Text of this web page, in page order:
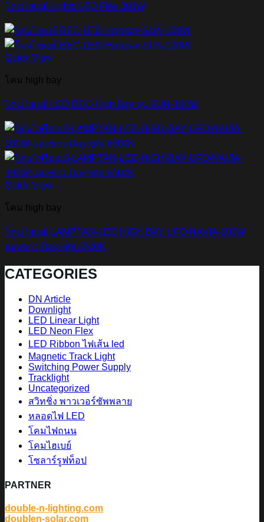
โคมไฮเบย์ Lighto LED Flex 300W
Quick View
โคม high bay
โคมไฮเบย์ LED BEC-High Bay รุ่น SUN-100W
Quick View
โคม high bay
โคมไฮเบย์ LAMPTAN-LED HIGH BAY UFO-NAVIA-100W
แสงขาว Daylight 6500K
CATEGORIES
DN Article
Downlight
LED Linear Light
LED Neon Flex
LED Ribbon ไฟเส้น led
Magnetic Track Light
Switching Power Supply
Tracklight
Uncategorized
สวิทชิ่ง พาวเวอร์ซัพพลาย
หลอดไฟ LED
โคมไฟถนน
โคมไฮเบย์
โซลาร์รูฟท็อป
PARTNER
double-n-lighting.com
doublen-solar.com